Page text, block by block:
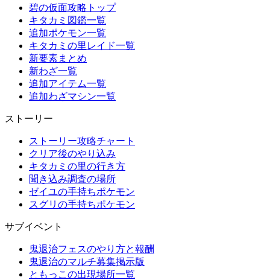
碧の仮面攻略トップ
キタカミ図鑑一覧
追加ポケモン一覧
キタカミの里レイド一覧
新要素まとめ
新わざ一覧
追加アイテム一覧
追加わざマシン一覧
ストーリー
ストーリー攻略チャート
クリア後のやり込み
キタカミの里の行き方
聞き込み調査の場所
ゼイユの手持ちポケモン
スグリの手持ちポケモン
サブイベント
鬼退治フェスのやり方と報酬
鬼退治のマルチ募集掲示版
ともっこの出現場所一覧